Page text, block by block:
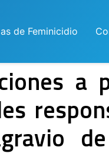
de Feminicidio
a